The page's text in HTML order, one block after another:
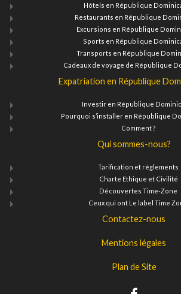
Hôtels en République
Restaurants en République
Excursions en République
Sports en République
Transports en République
Cadeaux de voyage de République
Expatriation en République
Investir en République
Pourquoi s’installer en République
Comment ?
Qui sommes-nous?
Tarification et règlements
Charte Ethique et Civilité
Découvertes Time-Zone
Ceux qui ont Le label Time
Contactez-nous
Mentions légales
Plan de Site